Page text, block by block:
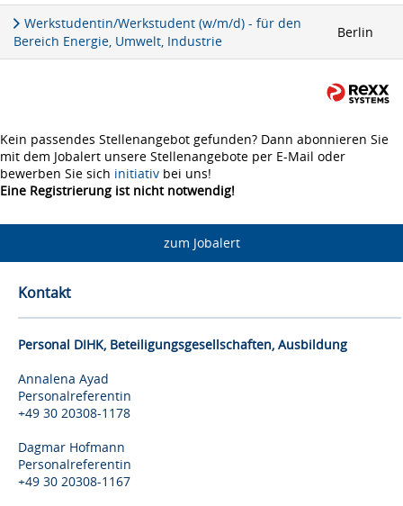
Werkstudentin/Werkstudent (w/m/d) - für den
Bereich Energie, Umwelt, Industrie
Berlin
Kein passendes Stellenangebot gefunden? Dann abonnieren Sie
mit dem Jobalert unsere Stellenangebote per E-Mail oder
bewerben Sie sich initiativ bei uns!
Eine Registrierung ist nicht notwendig!
zum Jobalert
Kontakt
Personal DIHK, Beteiligungsgesellschaften, Ausbildung
Annalena Ayad
Personalreferentin
+49 30 20308-1178
Dagmar Hofmann
Personalreferentin
+49 30 20308-1167